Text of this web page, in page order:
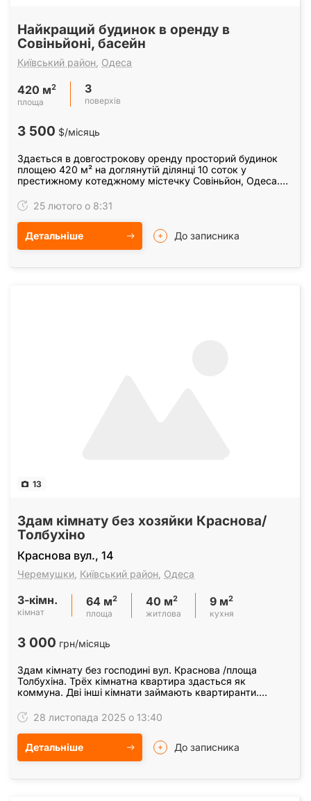
Найкращий будинок в оренду в
Совіньйоні, басейн
Київський район Одеса
420 м2
площа
3
поверхів
3 500 $/місяць
Здається в довгострокову оренду просторий будинок
площею 420 м² на доглянутій ділянці 10 соток у
престижному котеджному містечку Совіньйон, Одеса.
25 лютого о 8:31
Детальніше До записника
13
Здам кімнату без хозяйки Краснова/
Толбухіно
Краснова вул., 14
Черемушки Київський район Одеса
3-кімн.
кімнат
64 м2
площа
40 м2
житлова
9 м2
кухня
3 000 грн/місяць
Здам кімнату без господині вул. Краснова /площа
Толбухіна. Трёх кімнатна квартира здасться як
коммуна. Дві інші кімнати займають квартиранти.
побутовою…
28 листопада 2025 о 13:40
Детальніше До записника